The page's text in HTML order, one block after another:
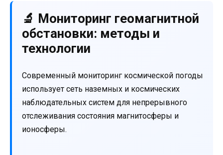
🔬 Мониторинг геомагнитной
обстановки: методы и
технологии
Современный мониторинг космической погоды
использует сеть наземных и космических
наблюдательных систем для непрерывного
отслеживания состояния магнитосферы и
ионосферы.